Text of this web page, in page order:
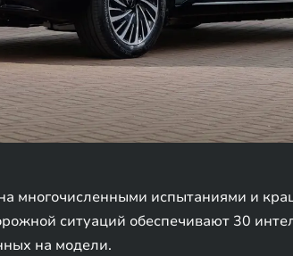
многочисленными испытаниями и
ситуаций обеспечивают 30
на модели.